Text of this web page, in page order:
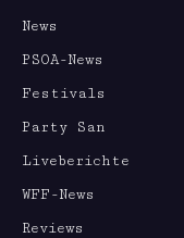
News
PSOA-News
Festivals
Party San
Liveberichte
WFF-News
Reviews